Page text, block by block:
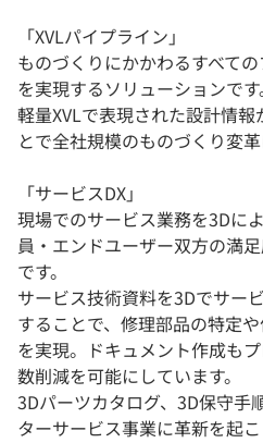
「XVLパイプライン」
ものづくりにかかわるすべて
を実現するソリューションです
軽量XVLで表現された設計情
とで全社規模のものづくり変革
「サービスDX」
現場でのサービス業務を3Dに
員・エンドユーザー双方の満
です。
サービス技術資料を3Dでサー
することで、修理部品の特定
を実現。ドキュメント作成も
数削減を可能にしています。
3Dパーツカタログ、3D保守手
ターサービス事業に革新を起こ